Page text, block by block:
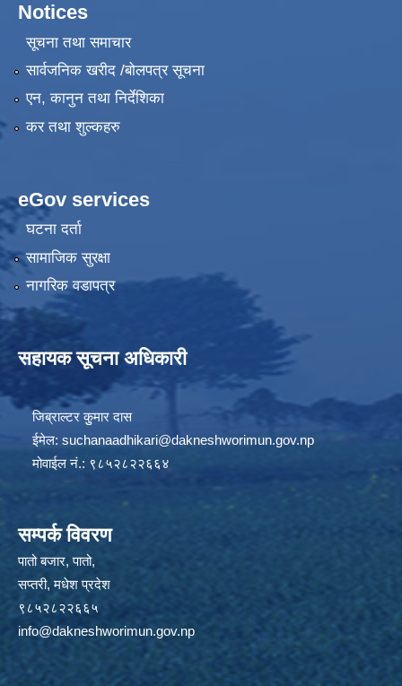
Notices
सूचना तथा समाचार
सार्वजनिक खरीद /बोलपत्र सूचना
एन, कानुन तथा निर्देशिका
कर तथा शुल्कहरु
eGov services
घटना दर्ता
सामाजिक सुरक्षा
नागरिक वडापत्र
सहायक सूचना अधिकारी
जिब्राल्टर कुुमार दास
ईमेल: suchanaadhikari@dakneshworimun.gov.np
मोवाईल नं.: ९८५२८२२६६४
सम्पर्क विवरण
पातो बजार, पातो,
सप्तरी, मधेश प्रदेश
९८५२८२२६६५
info@dakneshworimun.gov.np